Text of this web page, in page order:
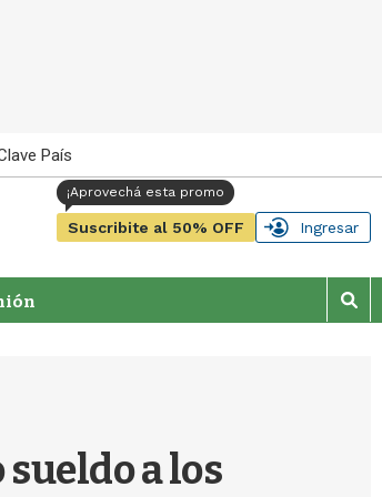
País
Suscribite al 50% OFF Ingresar
M
o
a los